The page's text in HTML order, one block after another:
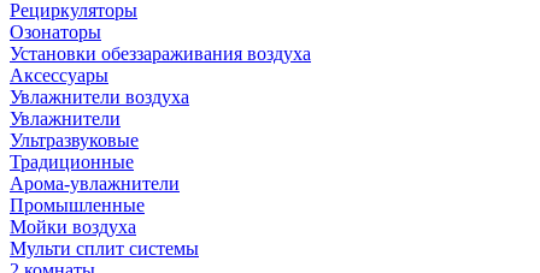
Рециркуляторы
Озонаторы
Установки обеззараживания воздуха
Аксессуары
Увлажнители воздуха
Увлажнители
Ультразвуковые
Традиционные
Арома-увлажнители
Промышленные
Мойки воздуха
Мульти сплит системы